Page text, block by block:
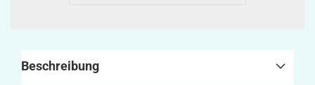
Beschreibung